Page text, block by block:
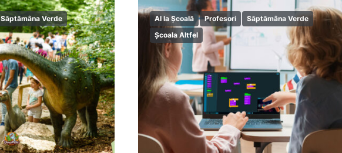
Săptămâna Verde
AI la Școală Profesori
Săptămâna Verde
Școala Altfel